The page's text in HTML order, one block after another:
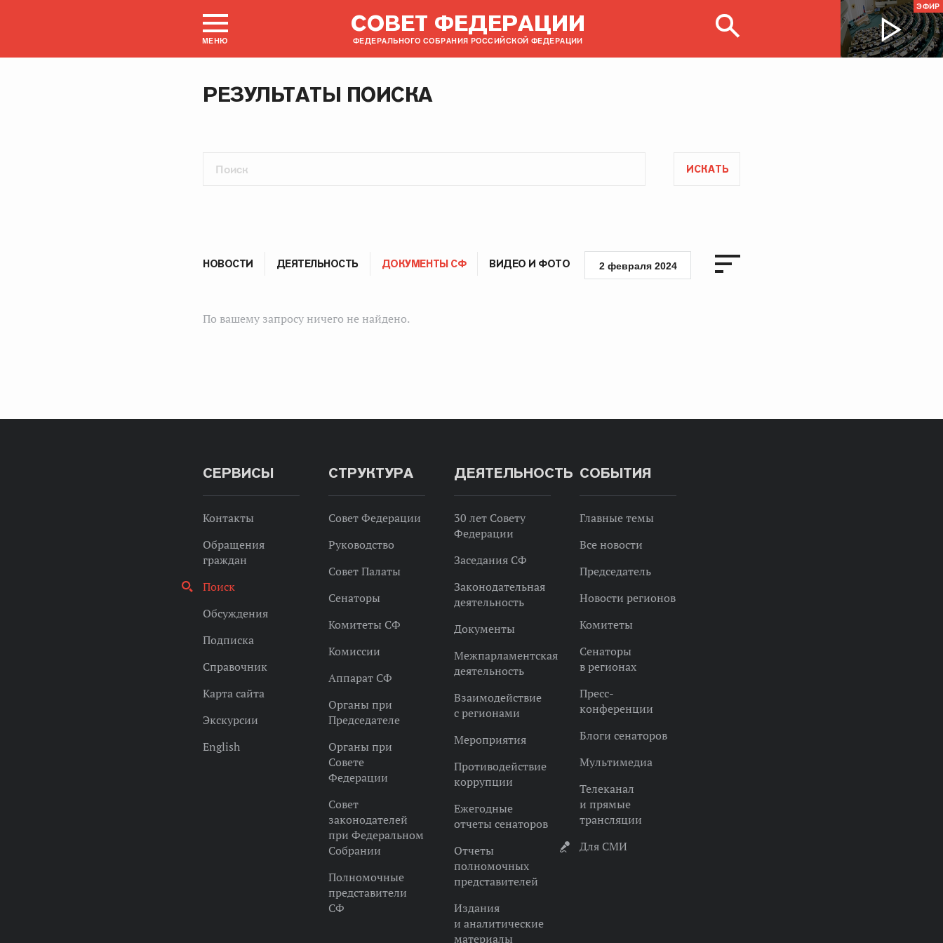
МЕНЮ
СОВЕТ ФЕДЕРАЦИИ
ФЕДЕРАЛЬНОГО СОБРАНИЯ РОССИЙСКОЙ ФЕДЕРАЦИИ
ЭФИР
РЕЗУЛЬТАТЫ ПОИСКА
ИСКАТЬ
НОВОСТИ ДЕЯТЕЛЬНОСТЬ ДОКУМЕНТЫ СФ ВИДЕО И ФОТО 2 февраля 2024
По вашему запросу ничего не найдено.
СЕРВИСЫ
Контакты
Обращения
граждан
Поиск
Обсуждения
Подписка
Справочник
Карта сайта
Экскурсии
English
СТРУКТУРА
Совет Федерации
Руководство
Совет Палаты
Сенаторы
Комитеты СФ
Комиссии
Аппарат СФ
Органы при
Председателе
Органы при
Совете
Федерации
Совет
законодателей
при Федеральном
Собрании
Полномочные
представители
СФ
ДЕЯТЕЛЬНОСТЬ
30 лет Совету
Федерации
Заседания СФ
Законодательная
деятельность
Документы
Межпарламентская
деятельность
Взаимодействие
с регионами
Мероприятия
Противодействие
коррупции
Ежегодные
отчеты сенаторов
Отчеты
полномочных
представителей
Издания
и аналитические
материалы
СОБЫТИЯ
Главные темы
Все новости
Председатель
Новости регионов
Комитеты
Сенаторы
в регионах
Пресс-
конференции
Блоги сенаторов
Мультимедиа
Телеканал
и прямые
трансляции
Для СМИ